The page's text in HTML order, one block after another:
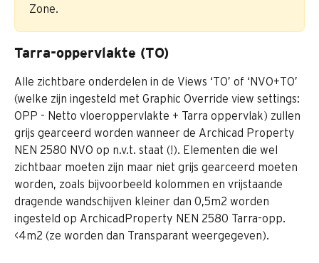
Zone.
Tarra-oppervlakte (TO)
Alle zichtbare onderdelen in de Views ‘TO’ of ‘NVO+TO’
(welke zijn ingesteld met Graphic Override view settings:
OPP - Netto vloeroppervlakte + Tarra oppervlak) zullen
grijs gearceerd worden wanneer de Archicad Property
NEN 2580 NVO op n.v.t. staat (!). Elementen die wel
zichtbaar moeten zijn maar niet grijs gearceerd moeten
worden, zoals bijvoorbeeld kolommen en vrijstaande
dragende wandschijven kleiner dan 0,5m2 worden
ingesteld op ArchicadProperty NEN 2580 Tarra-opp.
<4m2 (ze worden dan Transparant weergegeven).